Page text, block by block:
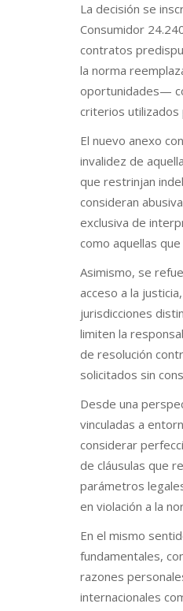
La decisión se
Consumidor
contratos
la norma
oportunidades—
criterios utilizados
El nuevo anexo
invalidez de
que restrinjan
consideran
exclusiva de
como aquellas
Asimismo, se
acceso a la
jurisdicciones
limiten la
de resolución
solicitados sin
Desde una
vinculadas a
considerar
de cláusulas que
parámetros
en violación a la
En el mismo
fundamentales,
razones
internacionales